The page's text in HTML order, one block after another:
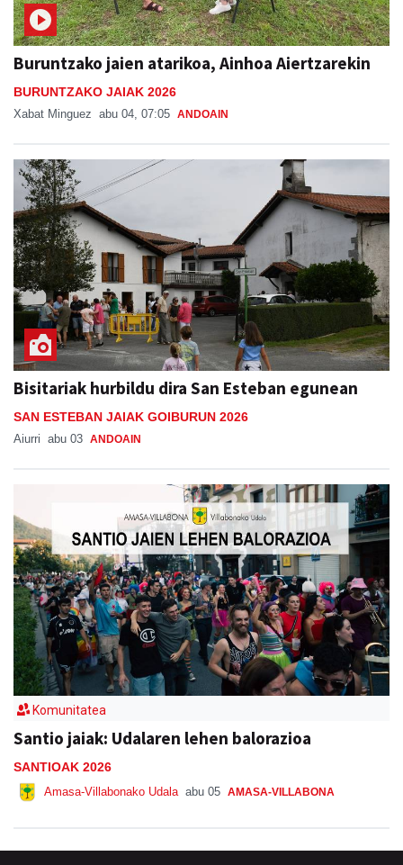
Buruntzako jaien atarikoa, Ainhoa Aiertzarekin
BURUNTZAKO JAIAK 2026
Xabat Minguez abu 04, 07:05 ANDOAIN
Bisitariak hurbildu dira San Esteban egunean
SAN ESTEBAN JAIAK GOIBURUN 2026
Aiurri abu 03 ANDOAIN
Komunitatea
Santio jaiak: Udalaren lehen balorazioa
SANTIOAK 2026
Amasa-Villabonako Udala abu 05 AMASA-VILLABONA